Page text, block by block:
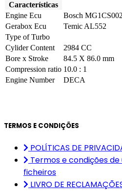
Características
Engine Ecu
Bosch MG1CS002
Gerabox Ecu
Temic AL552
Type of Turbo
Cylider Content
2984 CC
Bore x Stroke
84.5 X 86.0 mm
Compression ratio 10.0 : 1
Engine Number
DECA
TERMOS E CONDIÇÕES
POLÍTICAS DE
Termos e condições
ficheiros
LIVRO DE